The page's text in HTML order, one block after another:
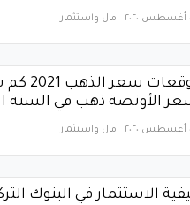
مال واستثمار
توقعات
الأونصة ذهب في السنة
مال واستثمار
الاسثتمار في البنوك